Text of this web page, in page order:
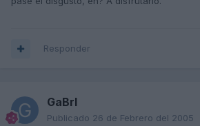
Responder
GaBrI
Publicado 26 de Febrero del 2005